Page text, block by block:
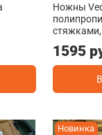
Ножны
1595
Новинка